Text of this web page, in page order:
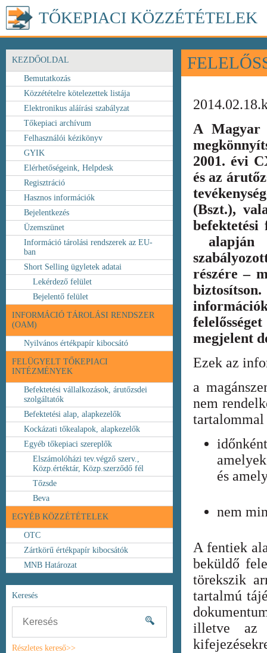
TŐKEPIACI KÖZZÉTÉTELEK
KEZDŐOLDAL
Bemutatkozás
Közzétételre kötelezettek listája
Elektronikus aláírási szabályzat
Tőkepiaci archívum
Felhasználói kézikönyv
GYIK
Elérhetőségeink, Helpdesk
Regisztráció
Hasznos információk
Bejelentkezés
Üzemszünet
Információ tárolási rendszerek az EU-
ban
Short Selling ügyletek adatai
Lekérdező felület
Bejelentő felület
INFORMÁCIÓ TÁROLÁSI RENDSZER
(OAM)
Nyilvános értékpapír kibocsátó
FELÜGYELT TŐKEPIACI
INTÉZMÉNYEK
Befektetési vállalkozások, árutőzsdei
szolgáltatók
Befektetési alap, alapkezelők
Kockázati tőkealapok, alapkezelők
Egyéb tőkepiaci szereplők
Elszámolóházi tev.végző szerv.,
Közp.értéktár, Közp.szerződő fél
Tőzsde
Beva
EGYÉB KÖZZÉTÉTELEK
OTC
Zártkörű értékpapír kibocsátók
MNB Határozat
Keresés
Részletes kereső>>
A Magyar
2001. évi
és az
(Bszt.),
alapján
részére –
megjelent
Ezek az
a
nem
és
nem
A fentiek
beküldő
törekszik
tartalmú
illetve az